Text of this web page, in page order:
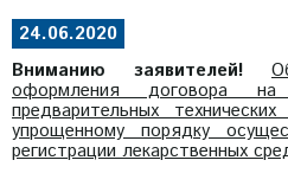
24.06.2020
Вниманию заявителей!
оформления договора на
предварительных
упрощенному порядку
регистрации лекарственных